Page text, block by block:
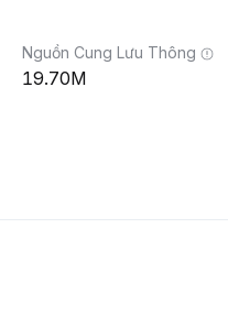
Nguồn Cung Lưu Thông
19.70M